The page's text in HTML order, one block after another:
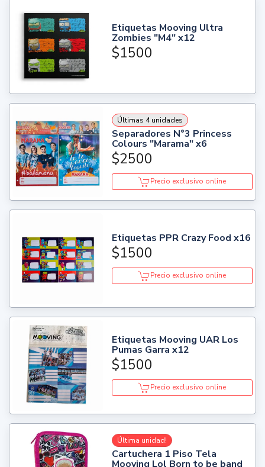
Etiquetas Mooving Ultra
Zombies "M4" x12
$1500
Últimas 4 unidades
Separadores N°3 Princess
Colours "Marama" x6
$2500
Precio exclusivo online
Etiquetas PPR Crazy Food x16
$1500
Precio exclusivo online
Etiquetas Mooving UAR Los
Pumas Garra x12
$1500
Precio exclusivo online
Última unidad!
Cartuchera 1 Piso Tela
Mooving Lol Born to be band